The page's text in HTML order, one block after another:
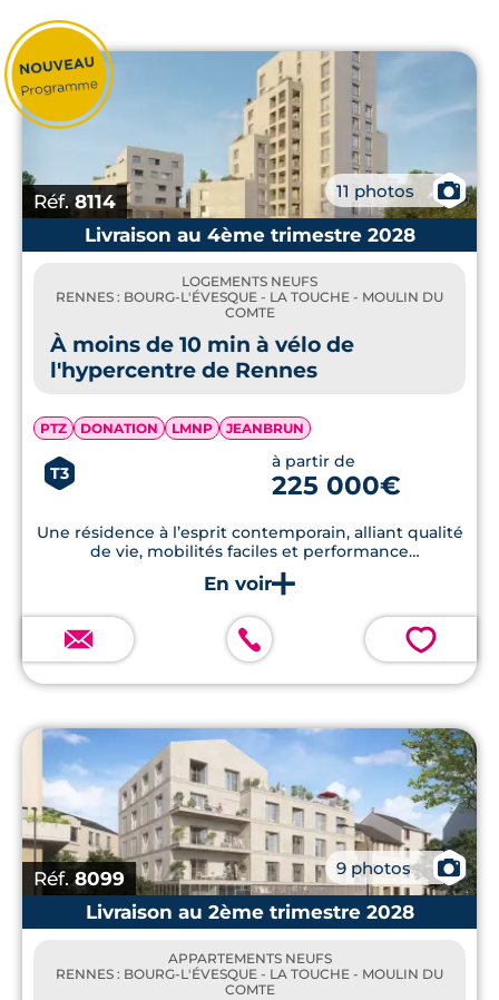
Réf.8114 11 photos
📷
Livraison au 4ème trimestre 2028
LOGEMENTS NEUFS
RENNES : BOURG-L'ÉVESQUE - LA TOUCHE - MOULIN DU
COMTE
À moins de 10 min à vélo de
l'hypercentre de Rennes
PTZ DONATION LMNP JEANBRUN
T3
à partir de
225 000€
Une résidence à l’esprit contemporain, alliant qualité
de vie, mobilités faciles et performance
environnementale.
💗
Réf.8099 9 photos
📷
Livraison au 2ème trimestre 2028
APPARTEMENTS NEUFS
RENNES : BOURG-L'ÉVESQUE - LA TOUCHE - MOULIN DU
COMTE